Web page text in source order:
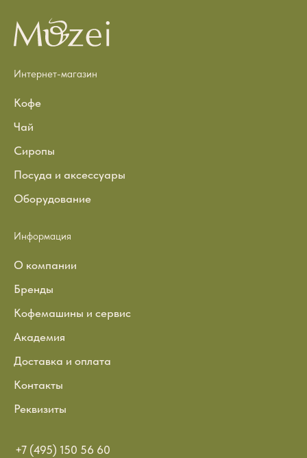
+7 (495) 150 56 60
Информация
О компании
Бренды
Кофемашины и сервис
Академия
Доставка и оплата
Контакты
Реквизиты
Интернет-магазин
Кофе
Чай
Сиропы
Посуда и аксессуары
Оборудование